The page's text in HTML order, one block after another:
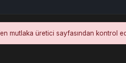
mutlaka üretici sayfasından kontrol